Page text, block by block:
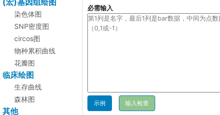
(宏)基因组绘图
染色体图
SNP密度图
circos图
物种累积曲线
花瓣图
临床绘图
生存曲线
森林图
其他
必需输入
示例